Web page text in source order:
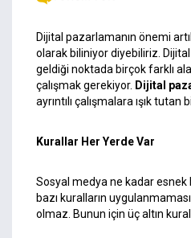
Dijital pazarlamanın önemi
olarak biliniyor diyebiliriz.
geldiği noktada birçok farklı
çalışmak gerekiyor. Dijital
ayrıntılı çalışmalara ışık tutan
Kurallar Her Yerde Var
Sosyal medya ne kadar esnek
bazı kuralların
olmaz. Bunun için üç altın